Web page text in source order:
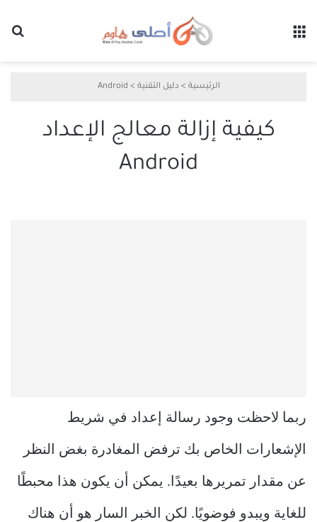
الرئيسية > دليل التقنية >
Android
كيفية إزالة معالج الإعداد
Android
ربما لاحظت وجود رسالة إعداد في شريط
الإشعارات الخاص بك ترفض المغادرة بغض النظر
عن مقدار تمريرها بعيدًا. يمكن أن يكون هذا محبطًا
للغاية ويبدو فوضويًا. لكن الخبر السار هو أن هناك